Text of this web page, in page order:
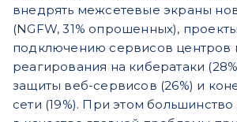
внедрять межсетевые экраны
(NGFW, 31% опрошенных),
подключению сервисов центров
реагирования на кибератаки
защиты веб-сервисов (26%) и
сети (19%). При этом